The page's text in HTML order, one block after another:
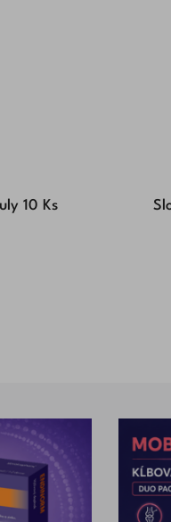
10 Ks
Kapsuly 20
€